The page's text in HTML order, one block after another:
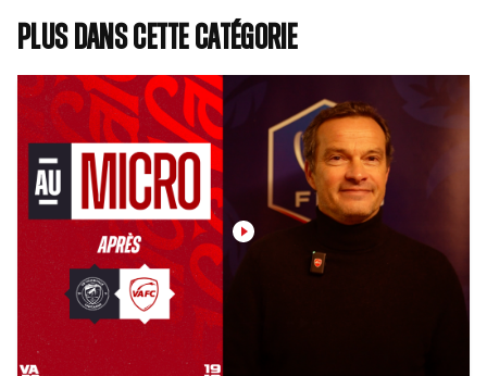
Plus dans cette catégorie